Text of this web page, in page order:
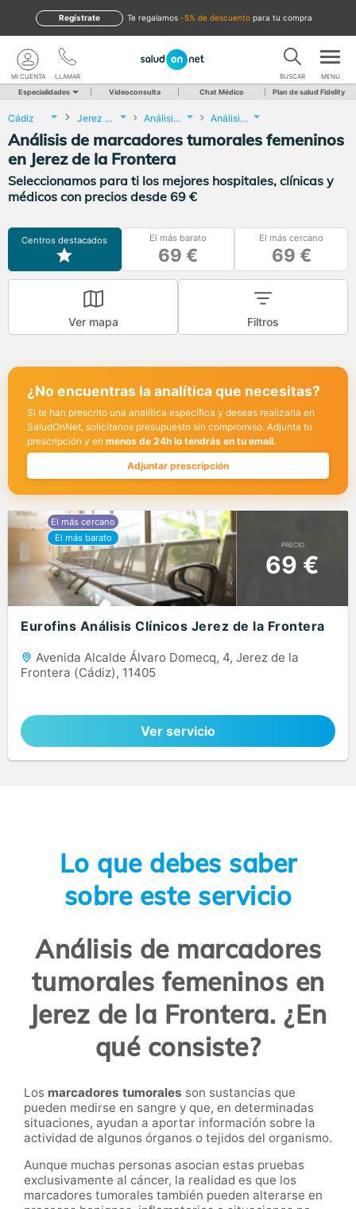
te regalamos -5% de descuento para tu compra
Regístrate
LLAMAR
MI CUENTA BUSCAR MENU
Especialidades Videoconsulta Chat Médico Plan de salud Fidelity
Cádiz Jerez de la Frontera Análisis Clínicos Análisis de marcadores tumorales femeninos
Análisis de marcadores tumorales femeninos
en Jerez de la Frontera
Seleccionamos para ti los mejores hospitales, clínicas y
médicos con precios desde 69 €
Centros destacados El más barato
69 €
El más cercano
69 €
Ver mapa Filtros
¿No encuentras la analítica que necesitas?
Si te han prescrito una analítica específica y deseas realizarla en
SaludOnNet, solicítanos presupuesto sin compromiso. Adjunta tu
prescripción y en menos de 24h lo tendrás en tu email.
Adjuntar prescripción
PRECIO
69 €
Eurofins Análisis Clínicos Jerez de la Frontera
Avenida Alcalde Álvaro Domecq, 4, Jerez de la
Frontera (Cádiz), 11405
Ver servicio
Lo que debes saber
sobre este servicio
Análisis de marcadores
tumorales femeninos en
Jerez de la Frontera. ¿En
qué consiste?
Los marcadores tumorales son sustancias que
pueden medirse en sangre y que, en determinadas
situaciones, ayudan a aportar información sobre la
actividad de algunos órganos o tejidos del organismo.
Aunque muchas personas asocian estas pruebas
exclusivamente al cáncer, la realidad es que los
marcadores tumorales también pueden alterarse en